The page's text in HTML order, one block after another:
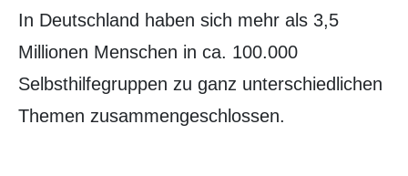
In Deutschland haben sich mehr als 3,5
Millionen Menschen in ca. 100.000
Selbsthilfegruppen zu ganz unterschiedlichen
Themen zusammengeschlossen.